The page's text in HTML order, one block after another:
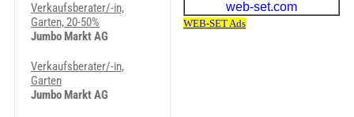
Verkaufsberater/-in,
Garten, 20-50%
Jumbo Markt AG
Verkaufsberater/-in,
Garten
Jumbo Markt AG